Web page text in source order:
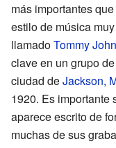
más importantes
estilo de música
llamadoTommy
clave en un grupo
ciudad deJackson,
1920. Es importante
aparece escrito de
muchas de sus